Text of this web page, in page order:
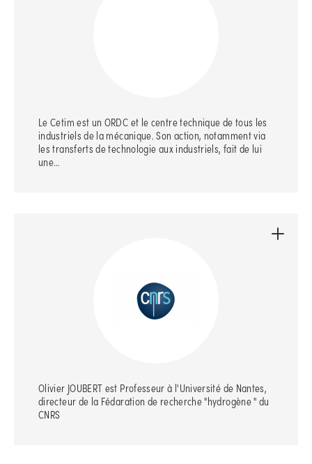
Le Cetim est un ORDC et le centre technique de tous les
industriels de la mécanique. Son action, notamment via
les transferts de technologie aux industriels, fait de lui
une…
Olivier JOUBERT est Professeur à l'Université de Nantes,
directeur de la Fédaration de recherche "hydrogène " du
CNRS